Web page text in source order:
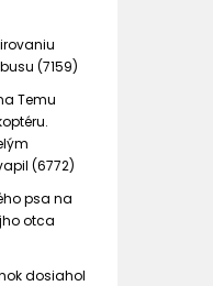
(7159)
Temu
(6772)
psa na
otca
dosiahol